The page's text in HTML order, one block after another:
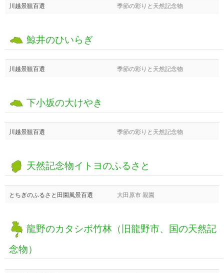
川越景観百選 季節の彩りと天然記念物
鯨井のひいらぎ
川越景観百選 季節の彩りと天然記念物
下小坂の大けやき
川越景観百選 季節の彩りと天然記念物
天然記念物イトヨのふるさと
とちぎのふるさと田園風景百選 大田原市 親園
念物）